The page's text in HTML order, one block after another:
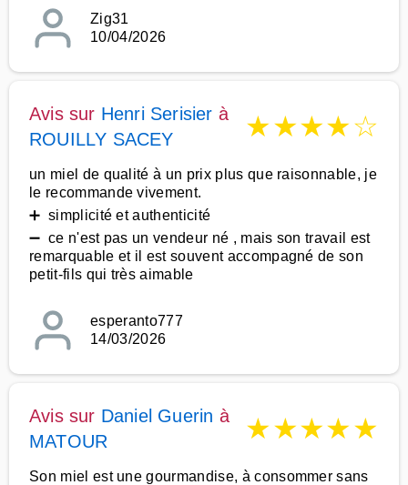
Zig31
10/04/2026
Avis sur Henri Serisier à
ROUILLY SACEY
★★★★☆
un miel de qualité à un prix plus que raisonnable, je
le recommande vivement.
➕ simplicité et authenticité
➖ ce n'est pas un vendeur né , mais son travail est
remarquable et il est souvent accompagné de son
petit-fils qui très aimable
esperanto777
14/03/2026
Avis sur Daniel Guerin à
MATOUR
★★★★★
Son miel est une gourmandise, à consommer sans